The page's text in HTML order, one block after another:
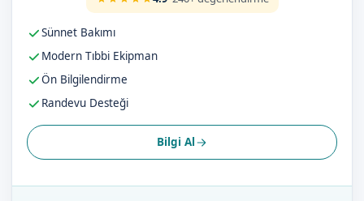
Sünnet Bakımı
Modern Tıbbi Ekipman
Ön Bilgilendirme
Randevu Desteği
Bilgi Al